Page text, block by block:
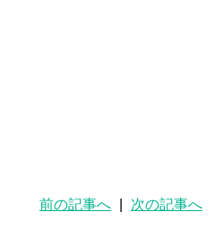
前の記事へ 次の記事へ